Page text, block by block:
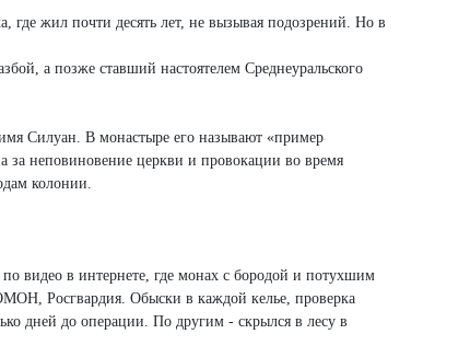
жил почти десять лет, не вызывая подозрений. Но в
а позже ставший настоятелем Среднеуральского
имя Силуан. В монастыре его называют «пример
за неповиновение церкви и провокации во время
колонии.
видео в интернете, где монах с бородой и потухшим
Росгвардия. Обыски в каждой келье, проверка
дней до операции. По другим - скрылся в лесу в